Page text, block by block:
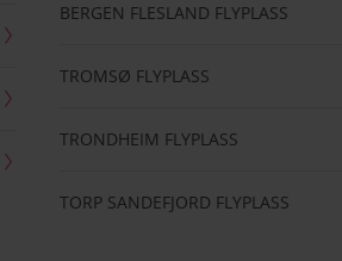
BERGEN FLESLAND FLYPLASS
TROMSØ FLYPLASS
TRONDHEIM FLYPLASS
TORP SANDEFJORD FLYPLASS